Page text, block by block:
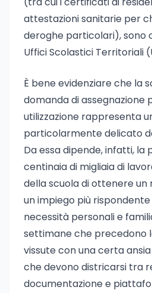
attestazioni sanitarie per
deroghe particolari), sono
Uffici Scolastici Territoriali
È bene evidenziare che la
domanda di assegnazione
utilizzazione rappresenta
particolarmente delicato
Da essa dipende, infatti, la
centinaia di migliaia di
della scuola di ottenere un
un impiego più
necessità personali e
settimane che precedono
vissute con una certa
che devono districarsi tra
documentazione e